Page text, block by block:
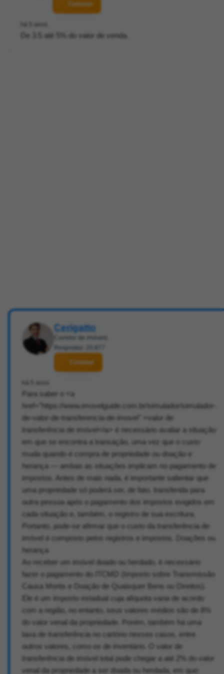
Contatar
De 3.5 até 5% do valor de venda.
Cerigatto
Contatar
Para saber o <a
href="https://www.imovelguide.com.br/simulador/simulador-
de-valor-de-transferencia-de-imovel" >valor de
transferência de imóvel</a> é necessário avaliar a situação
em que se encontra a transação, uma vez que o custo
muda quando é compra de propriedade ou doação e
herança — ambas as situações implicam no pagamento de
impostos. Antes de mais nada, é importante salientar que
uma propriedade só poderá ser, de fato, transferida para
outra pessoa após o pagamento dos impostos exigidos em
cada situação e, também, o registro de sua escritura.
Portanto, pode-se afirmar que o custo da transferência de
imóvel é composto pelos registros e impostos. Doações ou
herança
Ao receber um imóvel doado ou herdado, é necessário
fazer o pagamento do ITCMD (Imposto sobre Transmissão
Causa Mortis e Doação de Quaisquer Bens ou Direitos).
Ele é um imposto estadual cuja alíquota varia de acordo
com a região, no entanto, seus valores médios são de 8%
do valor venal da propriedade. Porém, também há uma
taxa de transferência no cartório nesses casos, entre
outros valores, como os de inventário. O valor de
transferência de imóvel total pode chegar a até 2% do valor
venal da propriedade a ser doada ou herdada, em que: